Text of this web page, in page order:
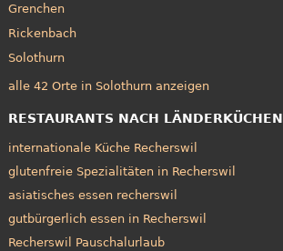
Grenchen
Rickenbach
Solothurn
alle 42 Orte in Solothurn anzeigen
RESTAURANTS NACH LÄNDERKÜCHEN
internationale Küche Recherswil
glutenfreie Spezialitäten in Recherswil
asiatisches essen recherswil
gutbürgerlich essen in Recherswil
Recherswil Pauschalurlaub